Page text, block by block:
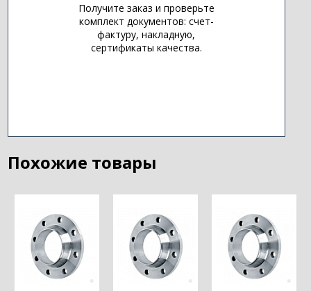
Получите заказ и проверьте
комплект документов: счет-
фактуру, накладную,
сертификаты качества.
Похожие товары